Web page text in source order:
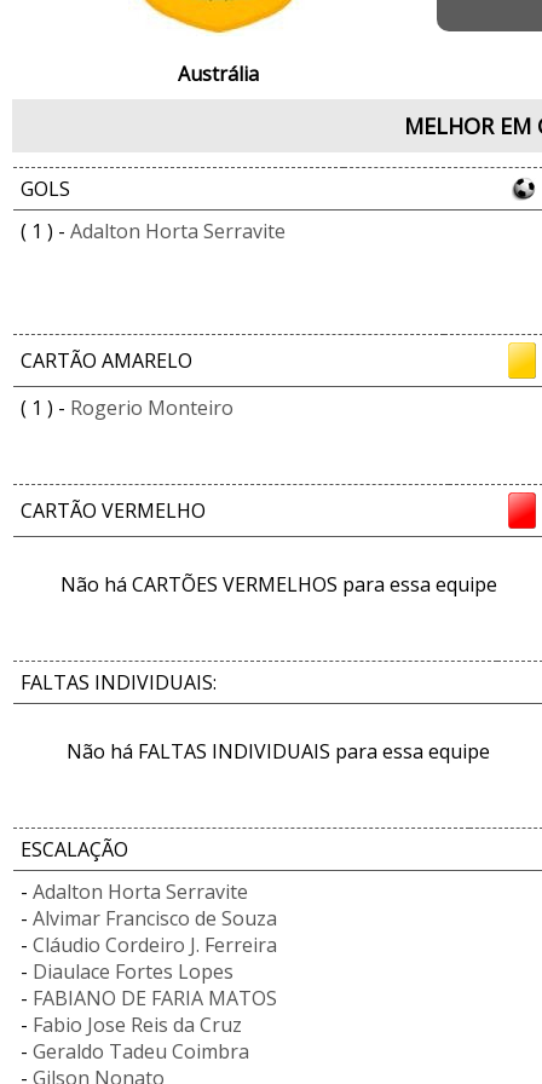
Austrália
MELHOR
GOLS
( 1 ) - Adalton Horta Serravite
CARTÃO AMARELO
( 1 ) - Rogerio Monteiro
CARTÃO VERMELHO
Não há CARTÕES VERMELHOS para essa equipe
FALTAS INDIVIDUAIS:
Não há FALTAS INDIVIDUAIS para essa equipe
ESCALAÇÃO
- Adalton Horta Serravite
- Alvimar Francisco de Souza
- Cláudio Cordeiro J. Ferreira
- Diaulace Fortes Lopes
- FABIANO DE FARIA MATOS
- Fabio Jose Reis da Cruz
- Geraldo Tadeu Coimbra
- Gilson Nonato